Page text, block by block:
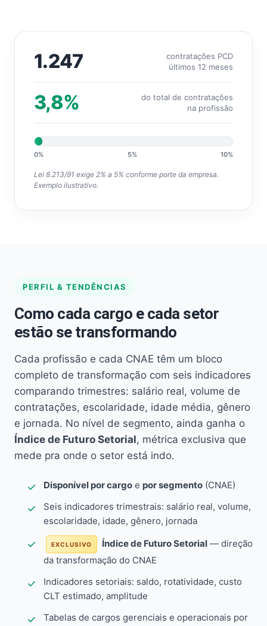
1.247
contratações PCD
últimos 12 meses
3,8%
do total de contratações
na profissão
0% 5% 10%
Lei 8.213/91 exige 2% a 5% conforme porte da empresa.
Exemplo ilustrativo.
PERFIL & TENDÊNCIAS
Como cada cargo e cada setor
estão se transformando
Cada profissão e cada CNAE têm um bloco
completo de transformação com seis indicadores
comparando trimestres: salário real, volume de
contratações, escolaridade, idade média, gênero
e jornada. No nível de segmento, ainda ganha o
Índice de Futuro Setorial, métrica exclusiva que
mede pra onde o setor está indo.
Disponível por cargo e por segmento (CNAE)
Seis indicadores trimestrais: salário real, volume,
escolaridade, idade, gênero, jornada
EXCLUSIVO Índice de Futuro Setorial — direção
da transformação do CNAE
Indicadores setoriais: saldo, rotatividade, custo
CLT estimado, amplitude
Tabelas de cargos gerenciais e operacionais por